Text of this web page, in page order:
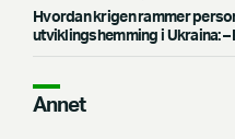
Hvordan krigen rammer
utviklingshemming i Ukraina: –⁠
Annet